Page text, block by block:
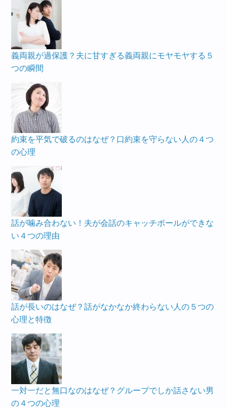
義両親が過保護？夫に甘すぎる義両親にモヤモヤする５
つの瞬間
約束を平気で破るのはなぜ？口約束を守らない人の４つ
の心理
話が噛み合わない！夫が会話のキャッチボールができな
い４つの理由
話が長いのはなぜ？話がなかなか終わらない人の５つの
心理と特徴
一対一だと無口なのはなぜ？グループでしか話さない男
の４つの心理